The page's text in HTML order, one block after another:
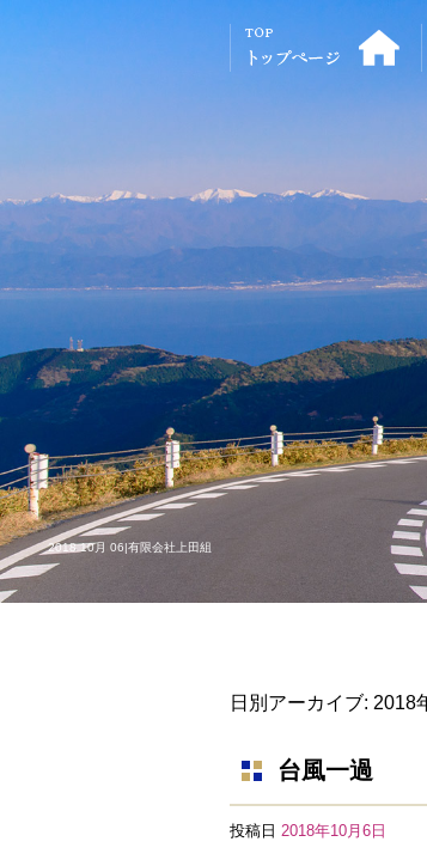
2018 10月 06|有限会社上田組
日別アーカイブ: 2018
台風一過
投稿日 2018年10月6日